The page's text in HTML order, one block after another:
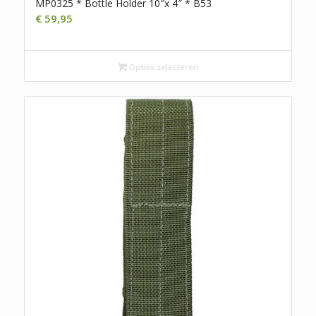
MP0325 * Bottle Holder 10″x 4″ * B53
€59,95
Opties selecteren